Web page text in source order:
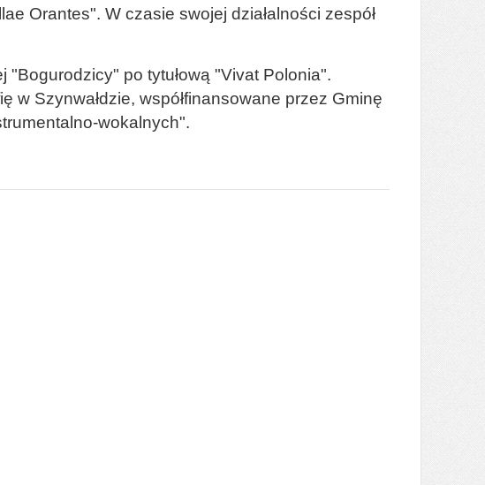
Orantes". W czasie swojej działalności zespół
po tytułową "Vivat Polonia".
w Szynwałdzie, współfinansowane przez Gminę
wokalnych".